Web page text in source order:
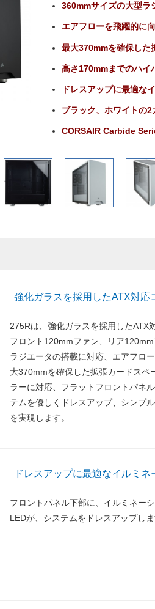
360mmサイズの大型ラ
エアフローを飛躍的に
最大370mmを確保した
高さ170mmまでのハイ
ドレスアップに最適な
ブラック、ホワイトの
CORSAIR Carbide
強化ガラスを採用したATX対応
275Rは、強化ガラスを採用したATX
フロント120mmファン、リア
ラジエータの搭載に対応、エアフロ
大370mmを確保した拡張カードスペ
ラーに対応、フラットフロントパネ
テムを優しくドレスアップ、シンプ
を実現します。
ドレスアップに最適なイルミ
フロントパネル下部に、イルミネー
LEDが、システムをドレスアップしま